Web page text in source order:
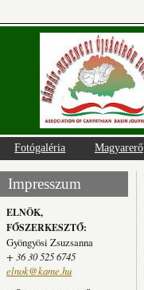
Fotógaléria Magyarerő
Impresszum
ELNÖK,
FŐSZERKESZTŐ:
Gyöngyösi Zsuzsanna
+ 36 30 525 6745
elnok@kame.hu